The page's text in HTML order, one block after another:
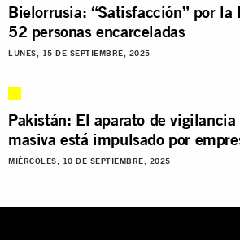
Bielorrusia: “Satisfacción” por la
52 personas encarceladas
LUNES, 15 DE SEPTIEMBRE, 2025
Pakistán: El aparato de vigilancia
masiva está impulsado por
MIÉRCOLES, 10 DE SEPTIEMBRE, 2025